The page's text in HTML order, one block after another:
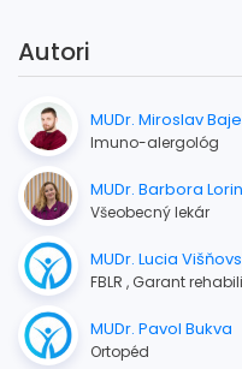
Autori
MUDr. Miroslav
Imuno-alergológ
MUDr. Barbora
Všeobecný lekár
MUDr. Lucia
FBLR , Garant
MUDr. Pavol Bukva
Ortopéd